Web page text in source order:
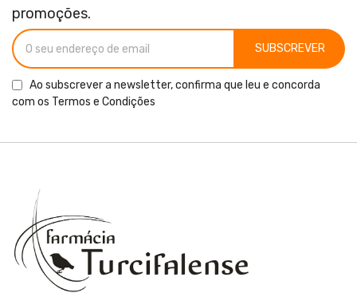
promoções.
SUBSCREVER
Ao subscrever a newsletter, confirma que leu e concorda
com os Termos e Condições